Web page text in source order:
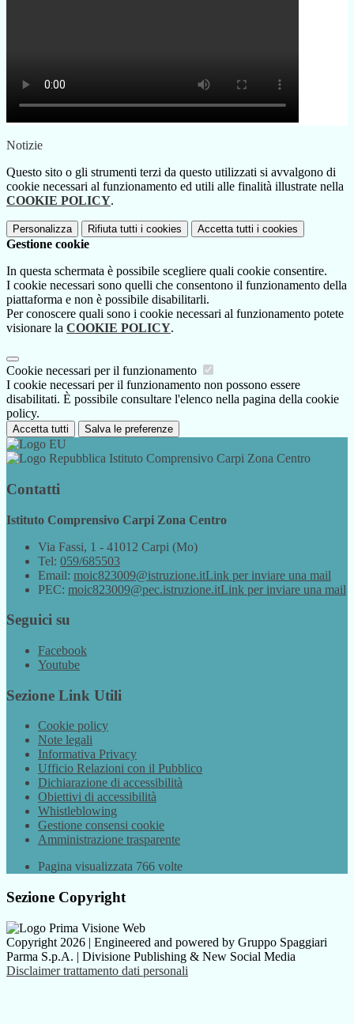
Notizie
Questo sito o gli strumenti terzi da questo utilizzati si avvalgono di
cookie necessari al funzionamento ed utili alle finalità illustrate nella
COOKIE POLICY.
Personalizza Rifiuta tutti i cookies Accetta tutti i cookies
Gestione cookie
In questa schermata è possibile scegliere quali cookie consentire.
I cookie necessari sono quelli che consentono il funzionamento della
piattaforma e non è possibile disabilitarli.
Per conoscere quali sono i cookie necessari al funzionamento potete
visionare la COOKIE POLICY.
Cookie necessari per il funzionamento
I cookie necessari per il funzionamento non possono essere
disabilitati. È possibile consultare l'elenco nella pagina della cookie
policy.
Accetta tutti Salva le preferenze
Istituto Comprensivo Carpi Zona Centro
Contatti
Istituto Comprensivo Carpi Zona Centro
Via Fassi, 1 - 41012 Carpi (Mo)
Tel: 059/685503
Email: moic823009@istruzione.itLink per inviare una mail
PEC: moic823009@pec.istruzione.itLink per inviare una mail
Seguici su
Facebook
Youtube
Sezione Link Utili
Cookie policy
Note legali
Informativa Privacy
Ufficio Relazioni con il Pubblico
Dichiarazione di accessibilità
Obiettivi di accessibilità
Whistleblowing
Gestione consensi cookie
Amministrazione trasparente
Pagina visualizzata 766 volte
Sezione Copyright
Copyright 2026 | Engineered and powered by Gruppo Spaggiari
Parma S.p.A. | Divisione Publishing & New Social Media
Disclaimer trattamento dati personali